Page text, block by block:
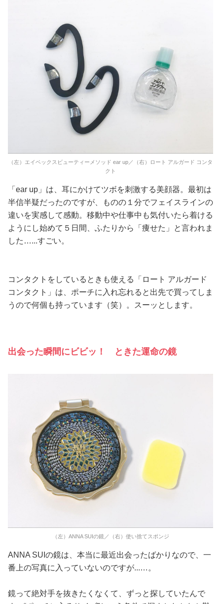
（左）エイベックスビューティーメソッド ear up／（右）ロート アルガード コンタ
クト
「ear up」は、耳にかけてツボを刺激する美顔器。最初は
半信半疑だったのですが、ものの１分でフェイスラインの
違いを実感して感動。移動中や仕事中も気付いたら着ける
ようにし始めて５日間、ふたりから「痩せた」と言われま
した…...すごい。
コンタクトをしているときも使える「ロート アルガード
コンタクト」は、ポーチに入れ忘れると出先で買ってしま
うので何個も持っています（笑）。スーッとします。
出会った瞬間にビビッ！ ときた運命の鏡
（左）ANNA SUIの鏡／（右）使い捨てスポンジ
ANNA SUIの鏡は、本当に最近出会ったばかりなので、一
番上の写真に入っていないのですが...…。
鏡って絶対手を抜きたくなくて、ずっと探していたんで